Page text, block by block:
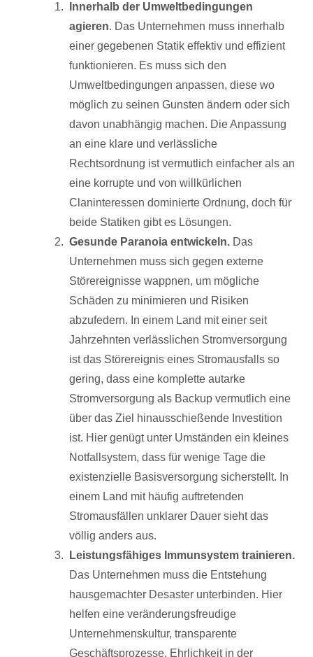
Innerhalb der Umweltbedingungen
agieren. Das Unternehmen muss innerhalb
einer gegebenen Statik effektiv und effizient
funktionieren. Es muss sich den
Umweltbedingungen anpassen, diese wo
möglich zu seinen Gunsten ändern oder sich
davon unabhängig machen. Die Anpassung
an eine klare und verlässliche
Rechtsordnung ist vermutlich einfacher als an
eine korrupte und von willkürlichen
Claninteressen dominierte Ordnung, doch für
beide Statiken gibt es Lösungen.
Gesunde Paranoia entwickeln. Das
Unternehmen muss sich gegen externe
Störereignisse wappnen, um mögliche
Schäden zu minimieren und Risiken
abzufedern. In einem Land mit einer seit
Jahrzehnten verlässlichen Stromversorgung
ist das Störereignis eines Stromausfalls so
gering, dass eine komplette autarke
Stromversorgung als Backup vermutlich eine
über das Ziel hinausschießende Investition
ist. Hier genügt unter Umständen ein kleines
Notfallsystem, dass für wenige Tage die
existenzielle Basisversorgung sicherstellt. In
einem Land mit häufig auftretenden
Stromausfällen unklarer Dauer sieht das
völlig anders aus.
Leistungsfähiges Immunsystem trainieren.
Das Unternehmen muss die Entstehung
hausgemachter Desaster unterbinden. Hier
helfen eine veränderungsfreudige
Unternehmenskultur, transparente
Geschäftsprozesse, Ehrlichkeit in der